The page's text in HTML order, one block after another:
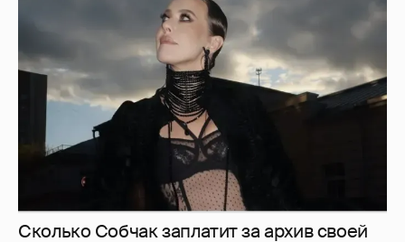
Сколько Собчак заплатит за архив своей